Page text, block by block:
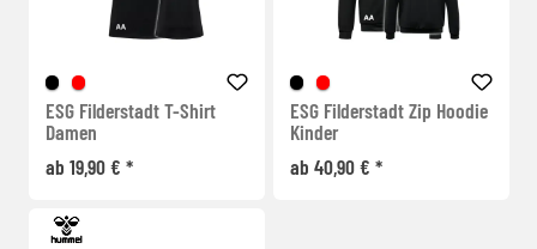
ESG Filderstadt T-Shirt
Damen
ab 19,90 € *
ESG Filderstadt Zip Hoodie
Kinder
ab 40,90 € *